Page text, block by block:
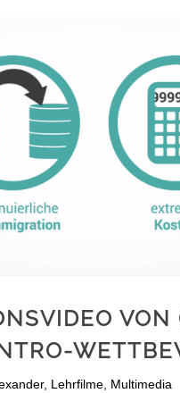
VON
, Lehrfilme, Multimedia